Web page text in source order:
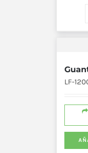
LF-